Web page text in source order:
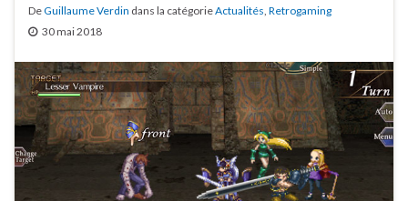
DeGuillaume Verdin dans la catégorieActualités, Retrogaming
30 mai 2018